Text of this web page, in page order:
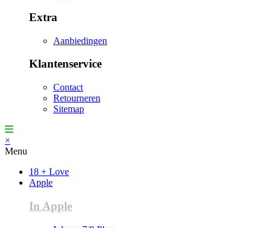
Extra
Aanbiedingen
Klantenservice
Contact
Retourneren
Sitemap
×
Menu
18 + Love
Apple
In Apple